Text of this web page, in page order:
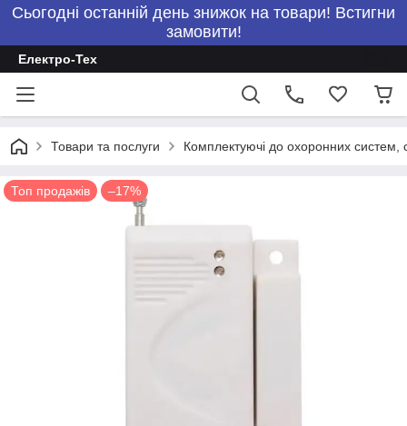
Сьогодні останній день знижок на товари! Встигни
замовити!
Електро-Тех
Товари та послуги Комплектуючі до охоронних систем,
Топ продажів –17%